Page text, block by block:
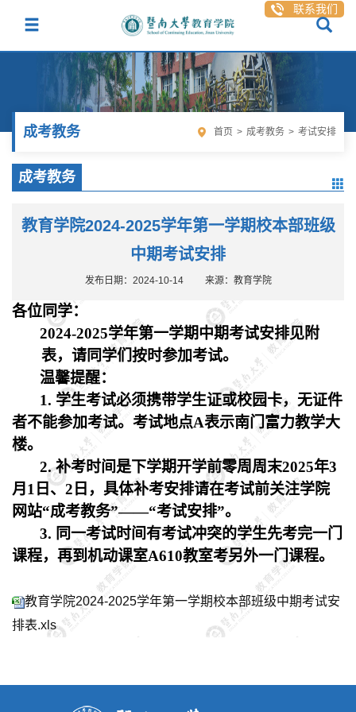
联系我们
成考教务 首页 > 成考教务 > 考试安排
成考教务
教育学院2024-2025学年第一学期校本部班级
中期考试安排
发布日期：2024-10-14 来源：教育学院
各位同学：
2024-2025学年第一学期中期考试安排见附
表，请同学们按时参加考试。
温馨提醒：
1. 学生考试必须携带学生证或校园卡，无证件
者不能参加考试。考试地点A表示南门富力教学大
楼。
2.补考时间是下学期开学前零周周末2025年3
月 1日、2 日，具体补考安排请在考试前关注学院
网站“成考教务”——“考试安排”。
3. 同一考试时间有考试冲突的学生先考完一门
课程，再到机动课室A610教室考另外一门课程。
教育学院2024-2025学年第一学期校本部班级中期考试安
排表.xls